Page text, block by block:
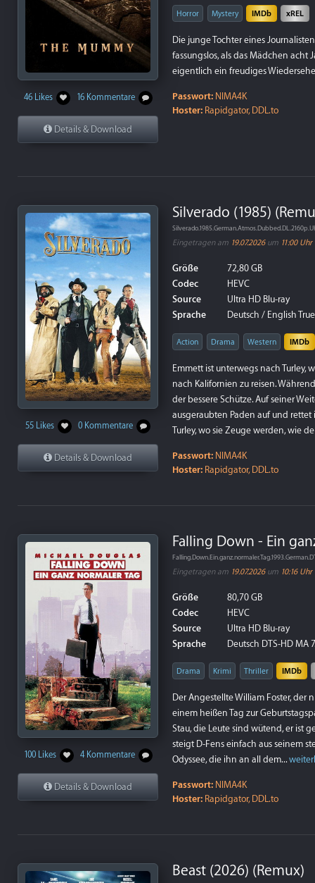
46 Likes 16 Kommentare
Details & Download
Horror Mystery IMDb xREL
Die junge Tochter eines
fassungslos, als das Mädchen
eigentlich ein freudiges
Passwort: NIMA4K
Hoster: Rapidgator, DDL.to
55 Likes 0 Kommentare
Details & Download
Silverado (1985)
Eingetragen am 19.07.2026um 11:00 Uhr
Größe
72,80 GB
Codec
HEVC
Source
Ultra HD Blu-ray
Sprache
Deutsch / English
Action Drama Western IMDb
Emmett ist unterwegs nach Turley,
nach Kalifornien zu reisen.
der bessere Schütze. Auf seiner
ausgeraubten Paden auf und
Turley, wo sie Zeuge werden, wie
Passwort: NIMA4K
Hoster: Rapidgator, DDL.to
100 Likes 4 Kommentare
Details & Download
Falling Down - Ein
Eingetragen am 19.07.2026um 10:16 Uhr
Größe
80,70 GB
Codec
HEVC
Source
Ultra HD Blu-ray
Sprache
Deutsch DTS-HD MA
Drama Krimi Thriller IMDb
Der Angestellte William Foster, der
einem heißen Tag zur
Stau, die Leute sind wütend, er ist
steigt D-Fens einfach aus seinem
Odyssee, die ihn an all dem...
Passwort: NIMA4K
Hoster: Rapidgator, DDL.to
Beast (2026) (Remux)